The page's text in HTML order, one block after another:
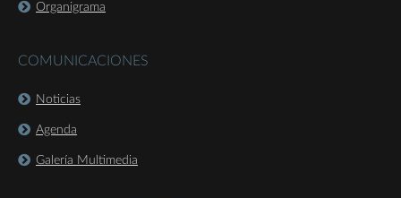
Organigrama
COMUNICACIONES
Noticias
Agenda
Galería Multimedia